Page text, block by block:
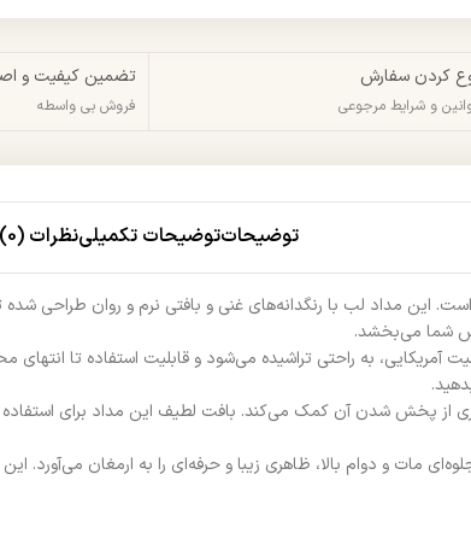
کردن سفارش
و شرایط مرجوعی
تضمین کیفیت و
فروش بی واسطه
توضیحاتتوضیحات تکمیلینظرات (0)
این مداد لب با رنگدانه‌های غنی و بافتی نرم و روان طراحی
شما می‌بخشد.
به راحتی تراشیده می‌شود و قابلیت استفاده تا انتهای
از پخش شدن آن کمک می‌کند. بافت لطیف این مداد برای
مات و دوام بالا، ظاهری زیبا و حرفه‌ای را به ارمغان